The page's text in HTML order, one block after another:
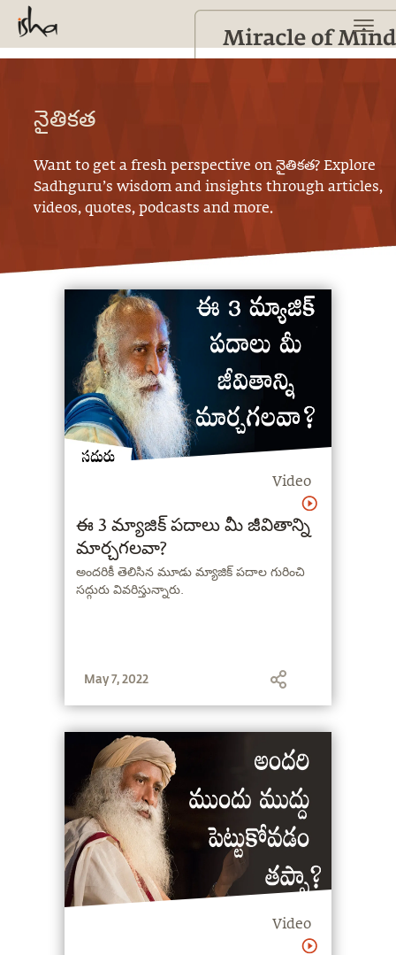
నైతికత
Want to get a fresh perspective onనైతికత? Explore
Sadhguru’s wisdom and insights through articles,
videos, quotes, podcasts and more.
Video
ఈ 3 మ్యాజిక్ పదాలు మీ జీవితాన్ని
మార్చగలవా?
అందరికీ తెలిసిన మూడు మ్యాజిక్ పదాల గురించి
సద్గురు వివరిస్తున్నారు.
May 7, 2022
Video